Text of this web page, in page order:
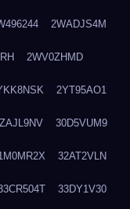
2WADJS4M
2WV0ZHMD
2YT95AO1
30D5VUM9
32AT2VLN
33DY1V30